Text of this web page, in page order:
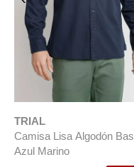
TRIAL
Camisa Lisa Algodón
Azul Marino